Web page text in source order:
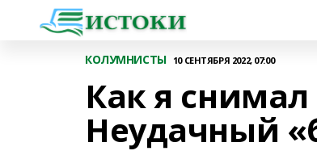
КОЛУМНИСТЫ 10 СЕНТЯБРЯ 2022, 07:00
Как я
Неудачный